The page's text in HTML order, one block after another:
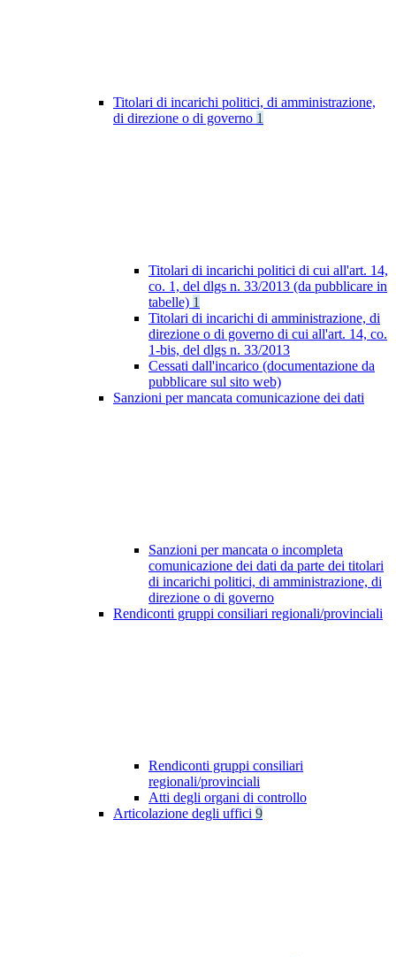
Titolari di incarichi politici, di amministrazione,
di direzione o di governo 1
Titolari di incarichi politici di cui all'art. 14,
co. 1, del dlgs n. 33/2013 (da pubblicare in
tabelle) 1
Titolari di incarichi di amministrazione, di
direzione o di governo di cui all'art. 14, co.
1-bis, del dlgs n. 33/2013
Cessati dall'incarico (documentazione da
pubblicare sul sito web)
Sanzioni per mancata comunicazione dei dati
Sanzioni per mancata o incompleta
comunicazione dei dati da parte dei titolari
di incarichi politici, di amministrazione, di
direzione o di governo
Rendiconti gruppi consiliari regionali/provinciali
Rendiconti gruppi consiliari
regionali/provinciali
Atti degli organi di controllo
Articolazione degli uffici 9